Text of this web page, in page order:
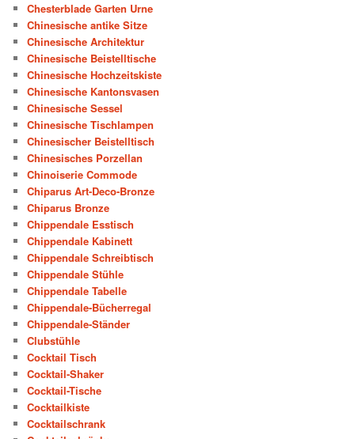
Chesterblade Garten Urne
Chinesische antike Sitze
Chinesische Architektur
Chinesische Beistelltische
Chinesische Hochzeitskiste
Chinesische Kantonsvasen
Chinesische Sessel
Chinesische Tischlampen
Chinesischer Beistelltisch
Chinesisches Porzellan
Chinoiserie Commode
Chiparus Art-Deco-Bronze
Chiparus Bronze
Chippendale Esstisch
Chippendale Kabinett
Chippendale Schreibtisch
Chippendale Stühle
Chippendale Tabelle
Chippendale-Bücherregal
Chippendale-Ständer
Clubstühle
Cocktail Tisch
Cocktail-Shaker
Cocktail-Tische
Cocktailkiste
Cocktailschrank